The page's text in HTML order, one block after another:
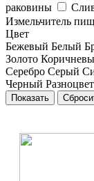
раковины
Измельчитель
Цвет
Бежевый Белый
Золото
Серебро Серый
Черный